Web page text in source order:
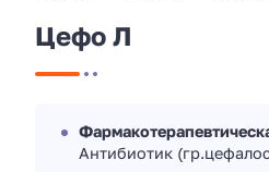
Цефо Л
Антибиотик